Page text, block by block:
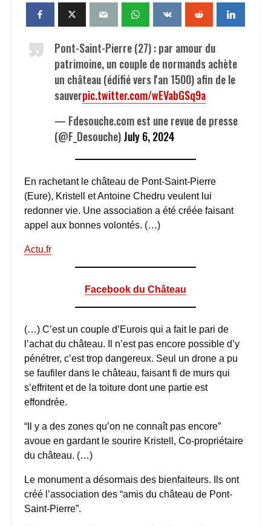
Pont-Saint-Pierre (27) : par amour du
patrimoine, un couple de normands achète
un château (édifié vers l'an 1500) afin de le
sauverpic.twitter.com/wEVabGSq9a
— Fdesouche.com est une revue de presse
(@F_Desouche)July 6, 2024
En rachetant le château de Pont-Saint-Pierre
(Eure), Kristell et Antoine Chedru veulent lui
redonner vie. Une association a été créée faisant
appel aux bonnes volontés. (…)
Actu.fr
Facebook du Château
(…) C’est un couple d’Eurois qui a fait le pari de
l’achat du château. Il n’est pas encore possible d’y
pénétrer, c’est trop dangereux. Seul un drone a pu
se faufiler dans le château, faisant fi de murs qui
s’effritent et de la toiture dont une partie est
effondrée.
“Il y a des zones qu’on ne connaît pas encore”
avoue en gardant le sourire Kristell, Co-propriétaire
du château. (…)
Le monument a désormais des bienfaiteurs. Ils ont
créé l’association des “amis du château de Pont-
Saint-Pierre”.